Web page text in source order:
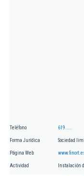
Teléfono 619.....
Forma Jurídica Sociedad
Página Web
Actividad Instalación